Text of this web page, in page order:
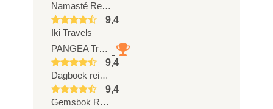
Namasté Reizen
9,4
Iki Travels
PANGEA Travel
9,4
Dagboek reizen
9,4
Gemsbok Reizen